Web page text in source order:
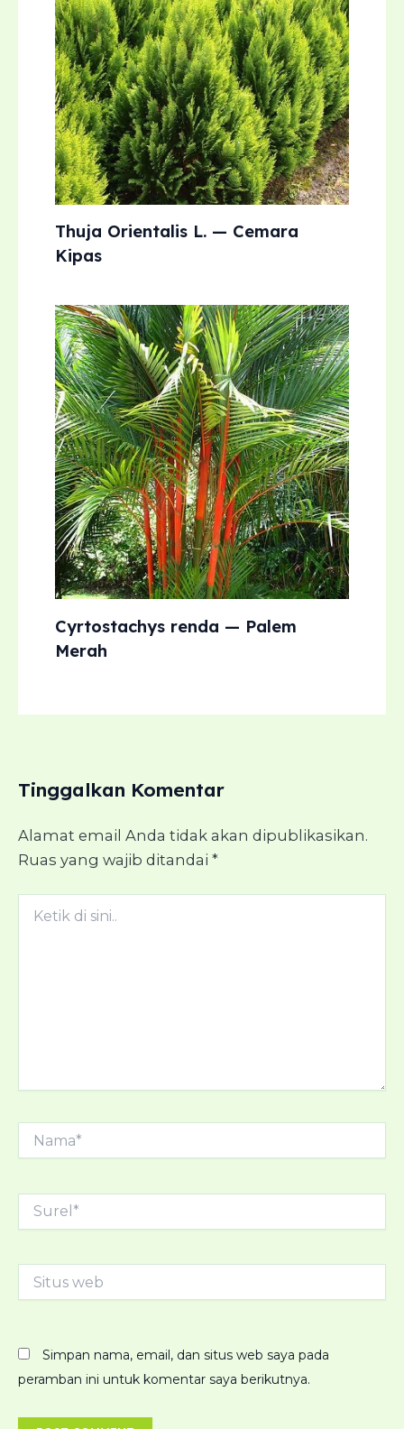
Thuja Orientalis L. — Cemara
Kipas
Cyrtostachys renda — Palem
Merah
Tinggalkan Komentar
Alamat email Anda tidak akan dipublikasikan.
Ruas yang wajib ditandai *
Surel*
Situs
web
Simpan nama, email, dan situs web saya pada
peramban ini untuk komentar saya berikutnya.